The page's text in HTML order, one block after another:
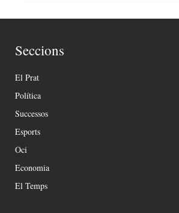
Seccions
El Prat
Política
Successos
Esports
Oci
Economia
El Temps